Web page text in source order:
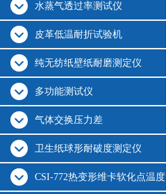
水蒸气透过率测试仪
皮革低温耐折试验机
纯无纺纸壁纸耐磨测定仪
多功能测试仪
气体交换压力差
卫生纸球形耐破度测定仪
CSI-772热变形维卡软化点温度